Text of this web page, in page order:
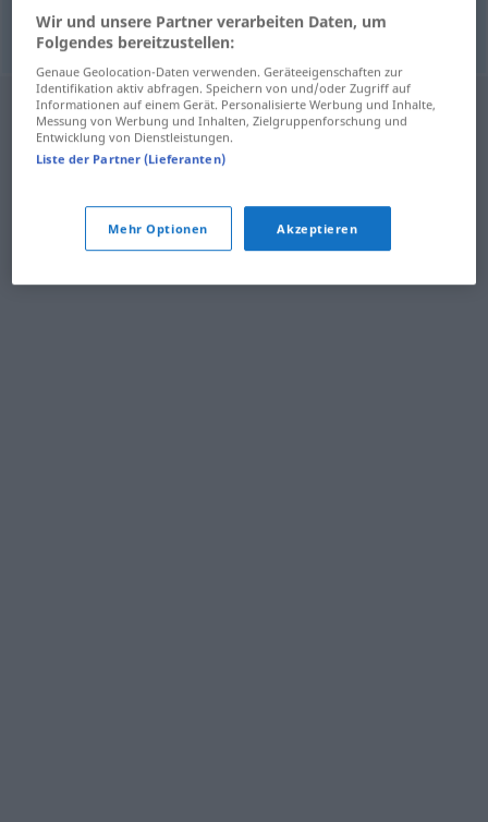
ocupado,atareado beansprucht
Wir und unsere Partner verarbeiten Daten, um
Folgendes bereitzustellen:
Genaue Geolocation-Daten verwenden. Geräteeigenschaften zur
Identifikation aktiv abfragen. Speichern von und/oder Zugriff auf
Informationen auf einem Gerät. Personalisierte Werbung und Inhalte,
Messung von Werbung und Inhalten, Zielgruppenforschung und
Entwicklung von Dienstleistungen.
Liste der Partner (Lieferanten)
Mehr Optionen Akzeptieren